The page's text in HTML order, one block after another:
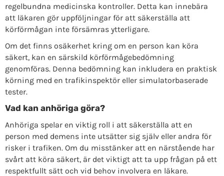
regelbundna medicinska kontroller. Detta kan innebära
att läkaren gör uppföljningar för att säkerställa att
körförmågan inte försämras ytterligare.
Om det finns osäkerhet kring om en person kan köra
säkert, kan en särskild körförmågebedömning
genomföras. Denna bedömning kan inkludera en praktisk
körning med en trafikinspektör eller simulatorbaserade
tester.
Vad kan anhöriga göra?
Anhöriga spelar en viktig roll i att säkerställa att en
person med demens inte utsätter sig själv eller andra för
risker i trafiken. Om du misstänker att en närstående har
svårt att köra säkert, är det viktigt att ta upp frågan på ett
respektfullt sätt och vid behov involvera en läkare.